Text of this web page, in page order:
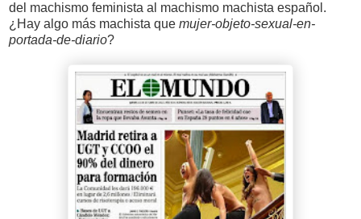
del machismo feminista al machismo machista español.
¿Hay algo más machista que mujer-objeto-sexual-en-
portada-de-diario?